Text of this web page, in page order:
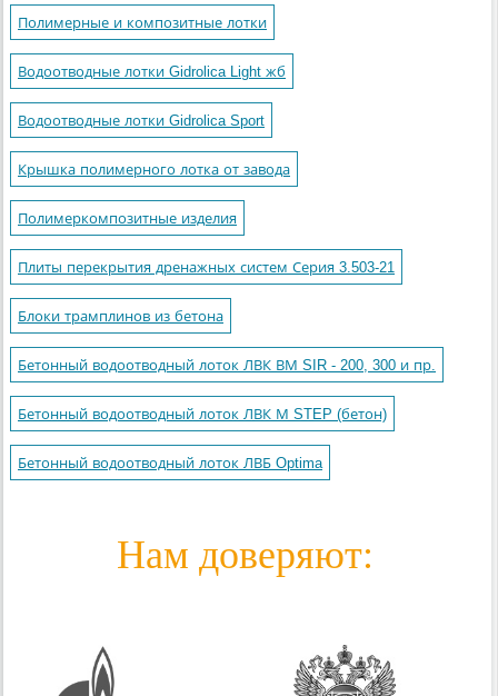
Полимерные и композитные лотки
Водоотводные лотки Gidrolica Light жб
Водоотводные лотки Gidrolica Sport
Крышка полимерного лотка от завода
Полимеркомпозитные изделия
Плиты перекрытия дренажных систем Серия 3.503-21
Блоки трамплинов из бетона
Бетонный водоотводный лоток ЛВК ВМ SIR - 200, 300 и пр.
Бетонный водоотводный лоток ЛВК М STEP (бетон)
Бетонный водоотводный лоток ЛВБ Optima
Нам доверяют: